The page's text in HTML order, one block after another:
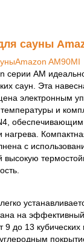
сауны
серии AM
саун. Эта
электронным
и
с
высокую
на
до 13 кубических